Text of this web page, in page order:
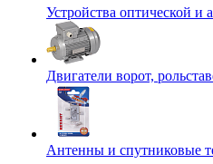
Устройства оптической и
Двигатели ворот,
Антенны и спутниковые